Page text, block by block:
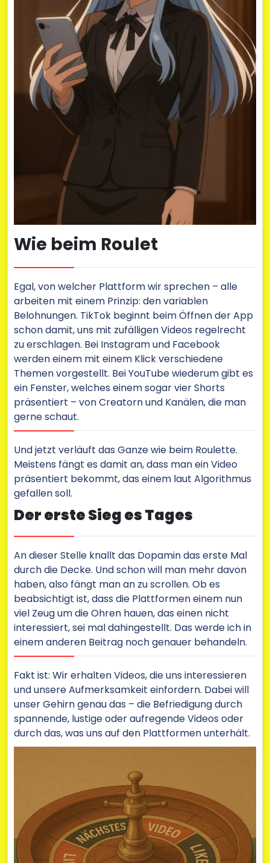
Wie beim Roulet
Egal, von welcher Plattform wir sprechen – alle
arbeiten mit einem Prinzip: den variablen
Belohnungen. TikTok beginnt beim Öffnen der App
schon damit, uns mit zufälligen Videos regelrecht
zu erschlagen. Bei Instagram und Facebook
werden einem mit einem Klick verschiedene
Themen vorgestellt. Bei YouTube wiederum gibt es
ein Fenster, welches einem sogar vier Shorts
präsentiert – von Creatorn und Kanälen, die man
gerne schaut.
Und jetzt verläuft das Ganze wie beim Roulette.
Meistens fängt es damit an, dass man ein Video
präsentiert bekommt, das einem laut Algorithmus
gefallen soll.
Der erste Sieg es Tages
An dieser Stelle knallt das Dopamin das erste Mal
durch die Decke. Und schon will man mehr davon
haben, also fängt man an zu scrollen. Ob es
beabsichtigt ist, dass die Plattformen einem nun
viel Zeug um die Ohren hauen, das einen nicht
interessiert, sei mal dahingestellt. Das werde ich in
einem anderen Beitrag noch genauer behandeln.
Fakt ist: Wir erhalten Videos, die uns interessieren
und unsere Aufmerksamkeit einfordern. Dabei will
unser Gehirn genau das – die Befriedigung durch
spannende, lustige oder aufregende Videos oder
durch das, was uns auf den Plattformen unterhält.